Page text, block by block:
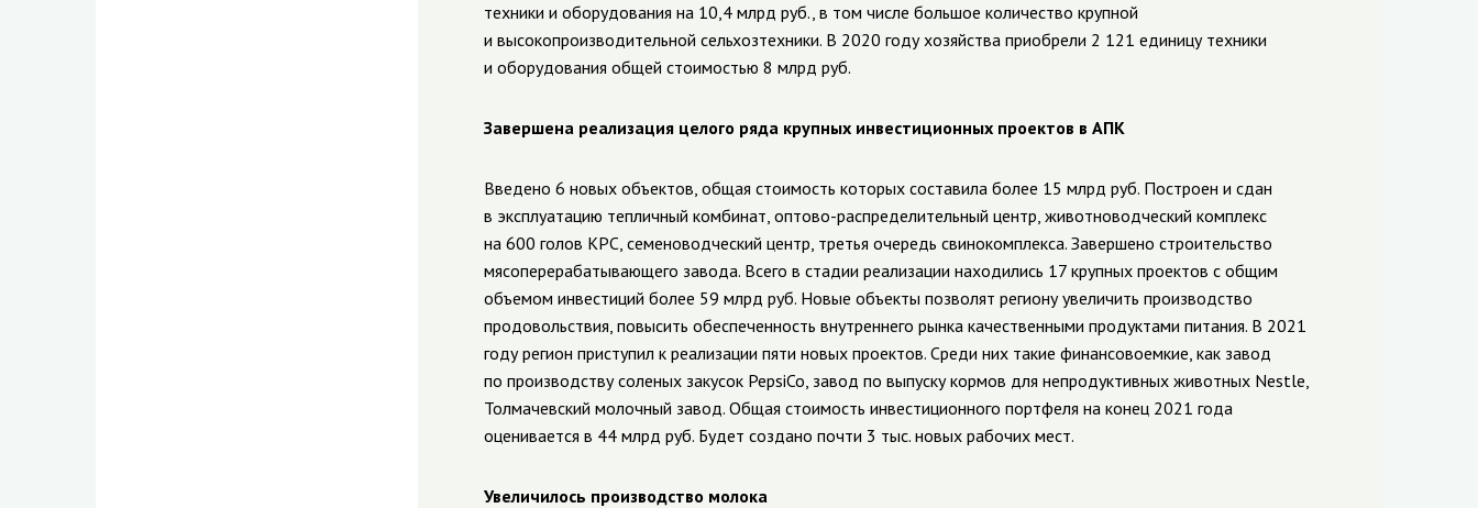
техники и оборудования на 10,4 млрд руб., в том числе большое количество крупной
и высокопроизводительной сельхозтехники. В 2020 году хозяйства приобрели 2 121 единицу техники
и оборудования общей стоимостью 8 млрд руб.
Завершена реализация целого ряда крупных инвестиционных проектов в АПК
Введено 6 новых объектов, общая стоимость которых составила более 15 млрд руб. Построен и сдан
в эксплуатацию тепличный комбинат, оптово-распределительный центр, животноводческий комплекс
на 600 голов КРС, семеноводческий центр, третья очередь свинокомплекса. Завершено строительство
мясоперерабатывающего завода. Всего в стадии реализации находились 17 крупных проектов с общим
объемом инвестиций более 59 млрд руб. Новые объекты позволят региону увеличить производство
продовольствия, повысить обеспеченность внутреннего рынка качественными продуктами питания. В 2021
году регион приступил к реализации пяти новых проектов. Среди них такие финансовоемкие, как завод
по производству соленых закусок PepsiCo, завод по выпуску кормов для непродуктивных животных Nestle,
Толмачевский молочный завод. Общая стоимость инвестиционного портфеля на конец 2021 года
оценивается в 44 млрд руб. Будет создано почти 3 тыс. новых рабочих мест.
Увеличилось производство молока